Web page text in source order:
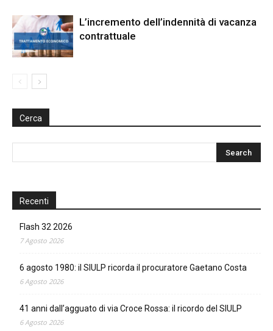
L’incremento dell’indennità di vacanza
contrattuale
Cerca
Recenti
Flash 32 2026
7 Agosto 2026
6 agosto 1980: il SIULP ricorda il procuratore Gaetano Costa
6 Agosto 2026
41 anni dall’agguato di via Croce Rossa: il ricordo del SIULP
6 Agosto 2026